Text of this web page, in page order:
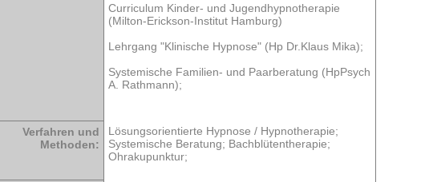
Curriculum Kinder- und Jugendhypnotherapie
(Milton-Erickson-Institut Hamburg)
Lehrgang "Klinische Hypnose" (Hp Dr.Klaus Mika);
Systemische Familien- und Paarberatung (HpPsych
A. Rathmann);
Verfahren und
Methoden:
Lösungsorientierte Hypnose / Hypnotherapie;
Systemische Beratung; Bachblütentherapie;
Ohrakupunktur;